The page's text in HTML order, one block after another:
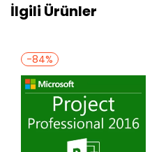
İlgili Ürünler
-84%